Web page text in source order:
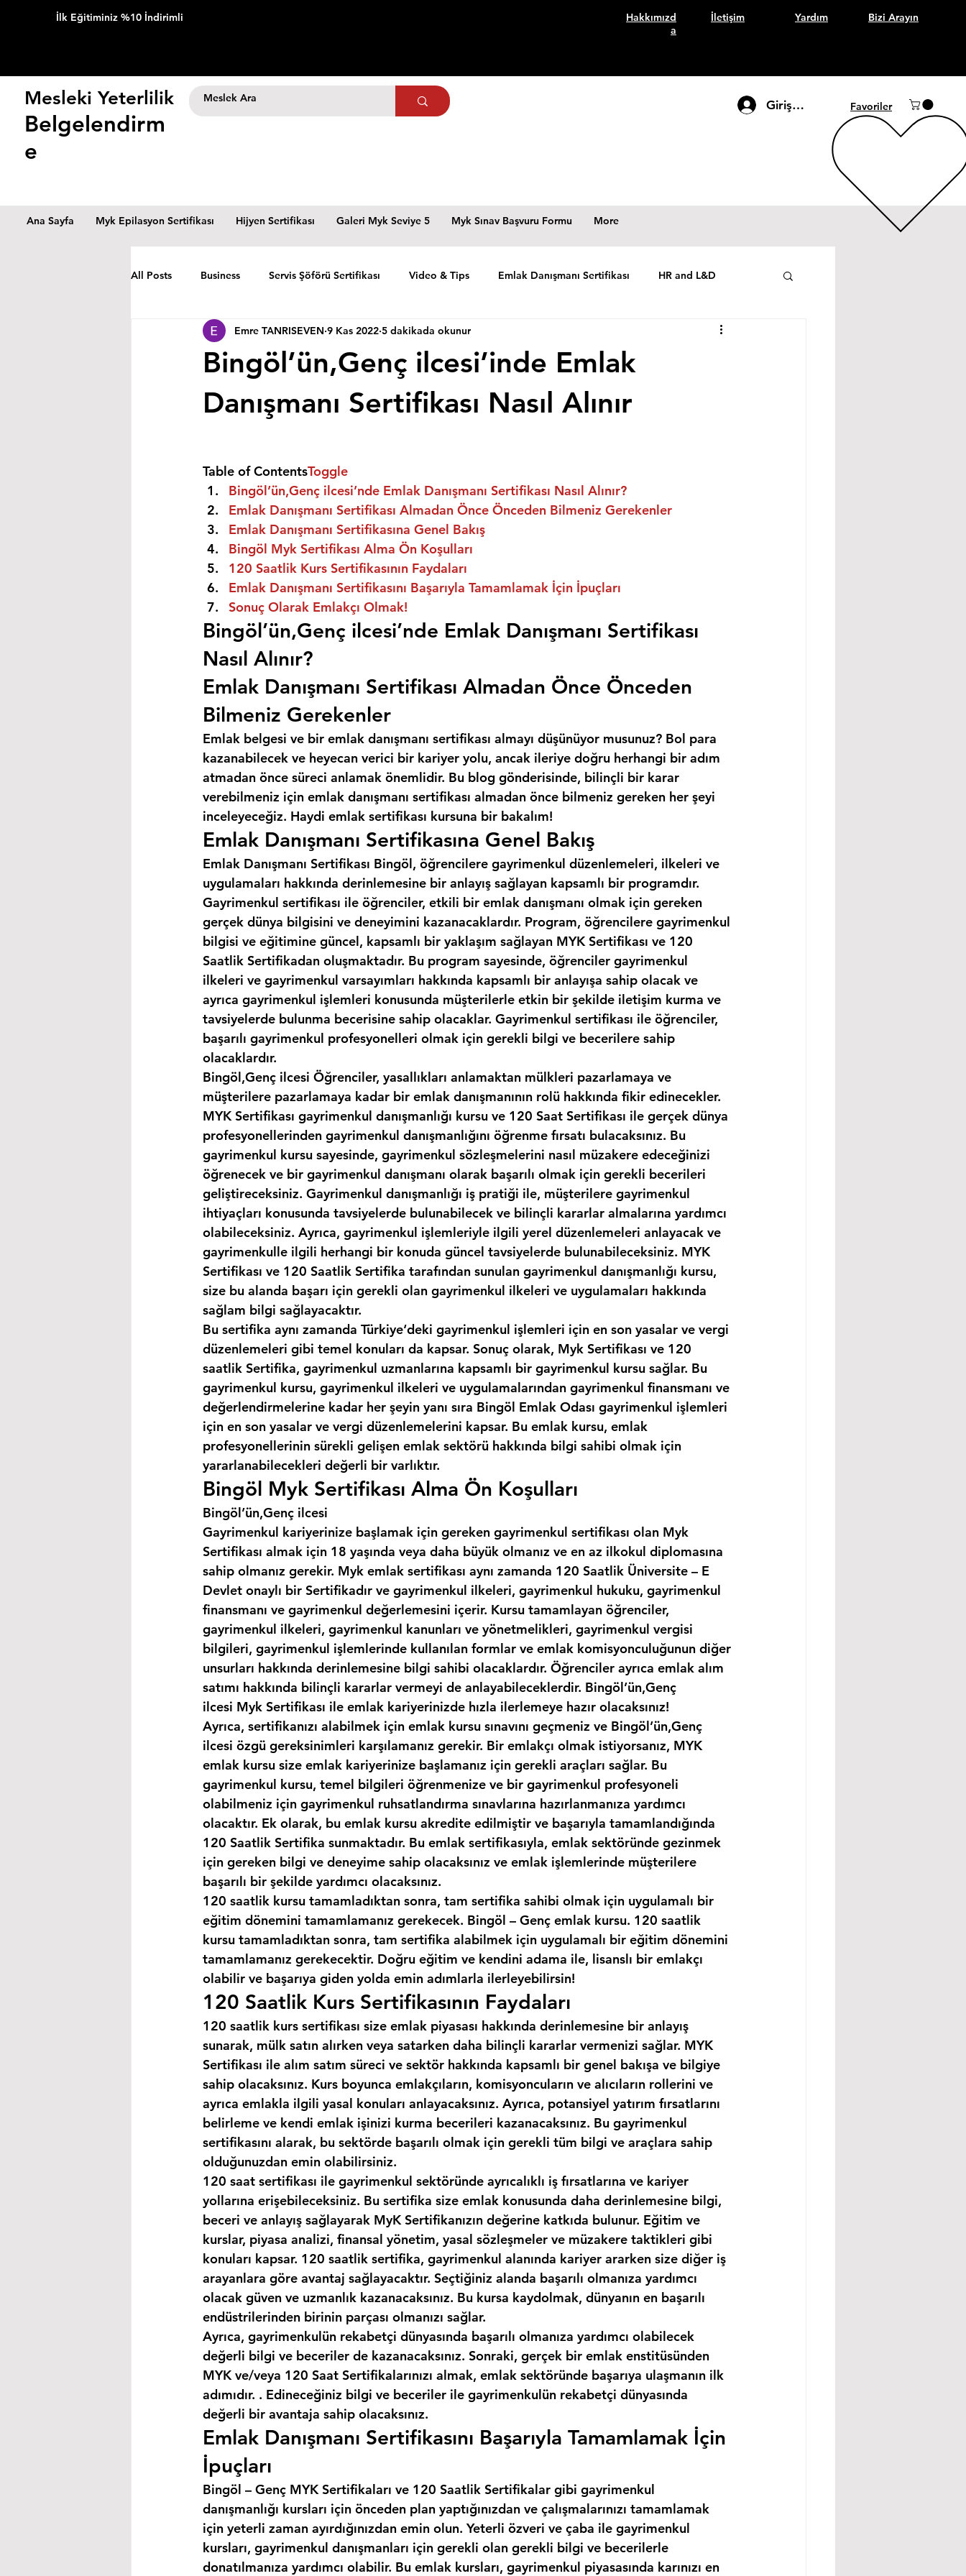
İlk Eğitiminiz %10 İndirimli
Hakkımızd
a
İletişim Yardım Bizi Arayın
Mesleki Yeterlilik
Belgelendirm
e
Giriş Yap Favoriler
Ana Sayfa Myk Epilasyon Sertifikası Hijyen Sertifikası Galeri Myk Seviye 5 Myk Sınav Başvuru Formu More
All Posts Business Servis Şöförü Sertifikası Video & Tips Emlak Danışmanı Sertifikası HR and L&D
Bingöl’ün,Genç ilcesi’inde Emlak
Danışmanı Sertifikası Nasıl Alınır
Emre TANRISEVEN 9 Kas 2022 5 dakikada okunur
Table of ContentsToggle
Bingöl’ün,Genç ilcesi’nde Emlak Danışmanı Sertifikası Nasıl Alınır?
Emlak Danışmanı Sertifikası Almadan Önce Önceden Bilmeniz Gerekenler
Emlak Danışmanı Sertifikasına Genel Bakış
Bingöl Myk Sertifikası Alma Ön Koşulları
120 Saatlik Kurs Sertifikasının Faydaları
Emlak Danışmanı Sertifikasını Başarıyla Tamamlamak İçin İpuçları
Sonuç Olarak Emlakçı Olmak!
Bingöl’ün,Genç ilcesi’nde Emlak Danışmanı Sertifikası
Nasıl Alınır?
Emlak Danışmanı Sertifikası Almadan Önce Önceden
Bilmeniz Gerekenler
Emlak belgesi ve bir emlak danışmanı sertifikası almayı düşünüyor musunuz? Bol para
kazanabilecek ve heyecan verici bir kariyer yolu, ancak ileriye doğru herhangi bir adım
atmadan önce süreci anlamak önemlidir. Bu blog gönderisinde, bilinçli bir karar
verebilmeniz için emlak danışmanı sertifikası almadan önce bilmeniz gereken her şeyi
inceleyeceğiz. Haydi emlak sertifikası kursuna bir bakalım!
Emlak Danışmanı Sertifikasına Genel Bakış
Emlak Danışmanı Sertifikası Bingöl, öğrencilere gayrimenkul düzenlemeleri, ilkeleri ve
uygulamaları hakkında derinlemesine bir anlayış sağlayan kapsamlı bir programdır.
Gayrimenkul sertifikası ile öğrenciler, etkili bir emlak danışmanı olmak için gereken
gerçek dünya bilgisini ve deneyimini kazanacaklardır. Program, öğrencilere gayrimenkul
bilgisi ve eğitimine güncel, kapsamlı bir yaklaşım sağlayan MYK Sertifikası ve 120
Saatlik Sertifikadan oluşmaktadır. Bu program sayesinde, öğrenciler gayrimenkul
ilkeleri ve gayrimenkul varsayımları hakkında kapsamlı bir anlayışa sahip olacak ve
ayrıca gayrimenkul işlemleri konusunda müşterilerle etkin bir şekilde iletişim kurma ve
tavsiyelerde bulunma becerisine sahip olacaklar. Gayrimenkul sertifikası ile öğrenciler,
başarılı gayrimenkul profesyonelleri olmak için gerekli bilgi ve becerilere sahip
olacaklardır.
Bingöl,Genç ilcesi Öğrenciler, yasallıkları anlamaktan mülkleri pazarlamaya ve
müşterilere pazarlamaya kadar bir emlak danışmanının rolü hakkında fikir edinecekler.
MYK Sertifikası gayrimenkul danışmanlığı kursu ve 120 Saat Sertifikası ile gerçek dünya
profesyonellerinden gayrimenkul danışmanlığını öğrenme fırsatı bulacaksınız. Bu
gayrimenkul kursu sayesinde, gayrimenkul sözleşmelerini nasıl müzakere edeceğinizi
öğrenecek ve bir gayrimenkul danışmanı olarak başarılı olmak için gerekli becerileri
geliştireceksiniz. Gayrimenkul danışmanlığı iş pratiği ile, müşterilere gayrimenkul
ihtiyaçları konusunda tavsiyelerde bulunabilecek ve bilinçli kararlar almalarına yardımcı
olabileceksiniz. Ayrıca, gayrimenkul işlemleriyle ilgili yerel düzenlemeleri anlayacak ve
gayrimenkulle ilgili herhangi bir konuda güncel tavsiyelerde bulunabileceksiniz. MYK
Sertifikası ve 120 Saatlik Sertifika tarafından sunulan gayrimenkul danışmanlığı kursu,
size bu alanda başarı için gerekli olan gayrimenkul ilkeleri ve uygulamaları hakkında
sağlam bilgi sağlayacaktır.
Bu sertifika aynı zamanda Türkiye‘deki gayrimenkul işlemleri için en son yasalar ve vergi
düzenlemeleri gibi temel konuları da kapsar. Sonuç olarak, Myk Sertifikası ve 120
saatlik Sertifika, gayrimenkul uzmanlarına kapsamlı bir gayrimenkul kursu sağlar. Bu
gayrimenkul kursu, gayrimenkul ilkeleri ve uygulamalarından gayrimenkul finansmanı ve
değerlendirmelerine kadar her şeyin yanı sıra Bingöl Emlak Odası gayrimenkul işlemleri
için en son yasalar ve vergi düzenlemelerini kapsar. Bu emlak kursu, emlak
profesyonellerinin sürekli gelişen emlak sektörü hakkında bilgi sahibi olmak için
yararlanabilecekleri değerli bir varlıktır.
Bingöl Myk Sertifikası Alma Ön Koşulları
Bingöl’ün,Genç ilcesi
Gayrimenkul kariyerinize başlamak için gereken gayrimenkul sertifikası olan Myk
Sertifikası almak için 18 yaşında veya daha büyük olmanız ve en az ilkokul diplomasına
sahip olmanız gerekir. Myk emlak sertifikası aynı zamanda 120 Saatlik Üniversite – E
Devlet onaylı bir Sertifikadır ve gayrimenkul ilkeleri, gayrimenkul hukuku, gayrimenkul
finansmanı ve gayrimenkul değerlemesini içerir. Kursu tamamlayan öğrenciler,
gayrimenkul ilkeleri, gayrimenkul kanunları ve yönetmelikleri, gayrimenkul vergisi
bilgileri, gayrimenkul işlemlerinde kullanılan formlar ve emlak komisyonculuğunun diğer
unsurları hakkında derinlemesine bilgi sahibi olacaklardır. Öğrenciler ayrıca emlak alım
satımı hakkında bilinçli kararlar vermeyi de anlayabileceklerdir. Bingöl’ün,Genç
ilcesi Myk Sertifikası ile emlak kariyerinizde hızla ilerlemeye hazır olacaksınız!
Ayrıca, sertifikanızı alabilmek için emlak kursu sınavını geçmeniz ve Bingöl’ün,Genç
ilcesi özgü gereksinimleri karşılamanız gerekir. Bir emlakçı olmak istiyorsanız, MYK
emlak kursu size emlak kariyerinize başlamanız için gerekli araçları sağlar. Bu
gayrimenkul kursu, temel bilgileri öğrenmenize ve bir gayrimenkul profesyoneli
olabilmeniz için gayrimenkul ruhsatlandırma sınavlarına hazırlanmanıza yardımcı
olacaktır. Ek olarak, bu emlak kursu akredite edilmiştir ve başarıyla tamamlandığında
120 Saatlik Sertifika sunmaktadır. Bu emlak sertifikasıyla, emlak sektöründe gezinmek
için gereken bilgi ve deneyime sahip olacaksınız ve emlak işlemlerinde müşterilere
başarılı bir şekilde yardımcı olacaksınız.
120 saatlik kursu tamamladıktan sonra, tam sertifika sahibi olmak için uygulamalı bir
eğitim dönemini tamamlamanız gerekecek. Bingöl – Genç emlak kursu. 120 saatlik
kursu tamamladıktan sonra, tam sertifika alabilmek için uygulamalı bir eğitim dönemini
tamamlamanız gerekecektir. Doğru eğitim ve kendini adama ile, lisanslı bir emlakçı
olabilir ve başarıya giden yolda emin adımlarla ilerleyebilirsin!
120 Saatlik Kurs Sertifikasının Faydaları
120 saatlik kurs sertifikası size emlak piyasası hakkında derinlemesine bir anlayış
sunarak, mülk satın alırken veya satarken daha bilinçli kararlar vermenizi sağlar. MYK
Sertifikası ile alım satım süreci ve sektör hakkında kapsamlı bir genel bakışa ve bilgiye
sahip olacaksınız. Kurs boyunca emlakçıların, komisyoncuların ve alıcıların rollerini ve
ayrıca emlakla ilgili yasal konuları anlayacaksınız. Ayrıca, potansiyel yatırım fırsatlarını
belirleme ve kendi emlak işinizi kurma becerileri kazanacaksınız. Bu gayrimenkul
sertifikasını alarak, bu sektörde başarılı olmak için gerekli tüm bilgi ve araçlara sahip
olduğunuzdan emin olabilirsiniz.
120 saat sertifikası ile gayrimenkul sektöründe ayrıcalıklı iş fırsatlarına ve kariyer
yollarına erişebileceksiniz. Bu sertifika size emlak konusunda daha derinlemesine bilgi,
beceri ve anlayış sağlayarak MyK Sertifikanızın değerine katkıda bulunur. Eğitim ve
kurslar, piyasa analizi, finansal yönetim, yasal sözleşmeler ve müzakere taktikleri gibi
konuları kapsar. 120 saatlik sertifika, gayrimenkul alanında kariyer ararken size diğer iş
arayanlara göre avantaj sağlayacaktır. Seçtiğiniz alanda başarılı olmanıza yardımcı
olacak güven ve uzmanlık kazanacaksınız. Bu kursa kaydolmak, dünyanın en başarılı
endüstrilerinden birinin parçası olmanızı sağlar.
Ayrıca, gayrimenkulün rekabetçi dünyasında başarılı olmanıza yardımcı olabilecek
değerli bilgi ve beceriler de kazanacaksınız. Sonraki, gerçek bir emlak enstitüsünden
MYK ve/veya 120 Saat Sertifikalarınızı almak, emlak sektöründe başarıya ulaşmanın ilk
adımıdır. . Edineceğiniz bilgi ve beceriler ile gayrimenkulün rekabetçi dünyasında
değerli bir avantaja sahip olacaksınız.
Emlak Danışmanı Sertifikasını Başarıyla Tamamlamak İçin
İpuçları
Bingöl – Genç MYK Sertifikaları ve 120 Saatlik Sertifikalar gibi gayrimenkul
danışmanlığı kursları için önceden plan yaptığınızdan ve çalışmalarınızı tamamlamak
için yeterli zaman ayırdığınızdan emin olun. Yeterli özveri ve çaba ile gayrimenkul
kursları, gayrimenkul danışmanları için gerekli olan gerekli bilgi ve becerilerle
donatılmanıza yardımcı olabilir. Bu emlak kursları, gayrimenkul piyasasında karınızı en